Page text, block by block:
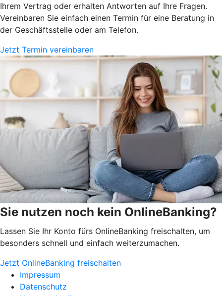
Ihrem Vertrag oder erhalten Antworten auf Ihre Fragen.
Vereinbaren Sie einfach einen Termin für eine Beratung in
der Geschäftsstelle oder am Telefon.
Jetzt Termin vereinbaren
Sie nutzen noch kein OnlineBanking?
Lassen Sie Ihr Konto fürs OnlineBanking freischalten, um
besonders schnell und einfach weiterzumachen.
Jetzt OnlineBanking freischalten
Impressum
Datenschutz